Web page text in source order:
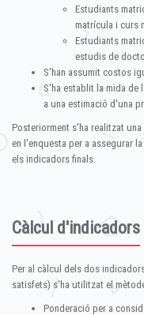
Estudiants
matrícula i curs
Estudiants
estudis de
S'han assumit costos
S'ha establit la mida de
a una estimació d'una
Posteriorment s'ha realitzat
en l'enquesta per a assegurar
els indicadors finals.
Càlcul d'indicadors
Per al càlcul dels dos
satisfets) s'ha utilitzat el
Ponderació per a